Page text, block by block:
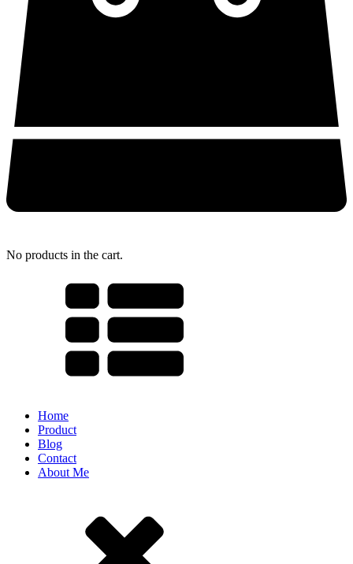
No products in the cart.
Home
Product
Blog
Contact
About Me